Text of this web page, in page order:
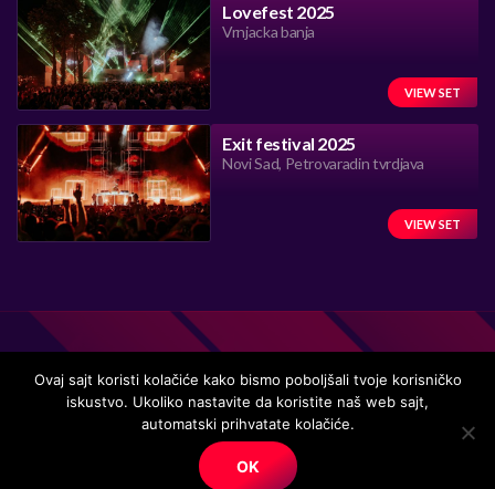
Lovefest 2025
Vrnjacka banja
VIEW SET
Exit festival 2025
Novi Sad, Petrovaradin tvrdjava
VIEW SET
Handmade in Serbia 15 years ago, while listening to the great
© Copyright. All right reserved.
Ovaj sajt koristi kolačiće kako bismo poboljšali tvoje korisničko
iskustvo. Ukoliko nastavite da koristite naš web sajt,
automatski prihvatate kolačiće.
OK